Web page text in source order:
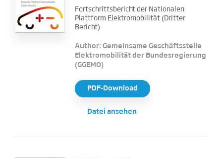
Fortschrittsbericht der Nationalen
Plattform Elektromobilität (Dritter
Bericht)
Author: Gemeinsame Geschäftsstelle
Elektromobilität der Bundesregierung
(GGEMO)
PDF-Download
Datei ansehen